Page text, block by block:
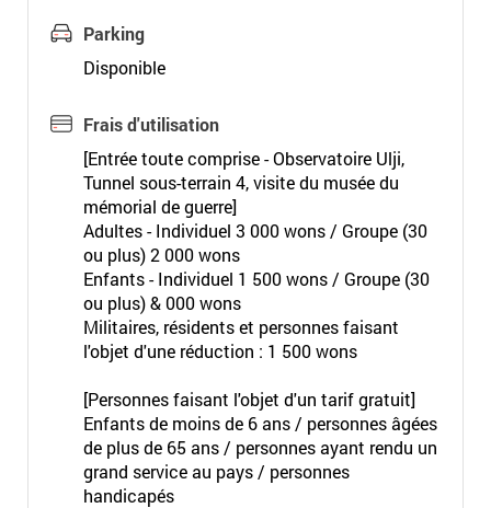
Parking
Disponible
Frais d'utilisation
[Entrée toute comprise - Observatoire Ulji,
Tunnel sous-terrain 4, visite du musée du
mémorial de guerre]
Adultes - Individuel 3 000 wons / Groupe (30
ou plus) 2 000 wons
Enfants - Individuel 1 500 wons / Groupe (30
ou plus) & 000 wons
Militaires, résidents et personnes faisant
l'objet d'une réduction : 1 500 wons
[Personnes faisant l'objet d'un tarif gratuit]
Enfants de moins de 6 ans / personnes âgées
de plus de 65 ans / personnes ayant rendu un
grand service au pays / personnes
handicapés